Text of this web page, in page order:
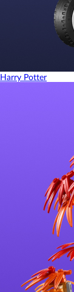
Harry Potter